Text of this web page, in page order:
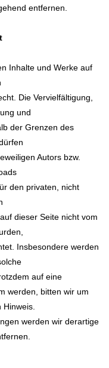
entfernen.
Inhalte und Werke auf
Die Vervielfältigung,
und
der Grenzen des
Autors bzw.
den privaten, nicht
dieser Seite nicht vom
Insbesondere werden
auf eine
werden, bitten wir um
werden wir derartige